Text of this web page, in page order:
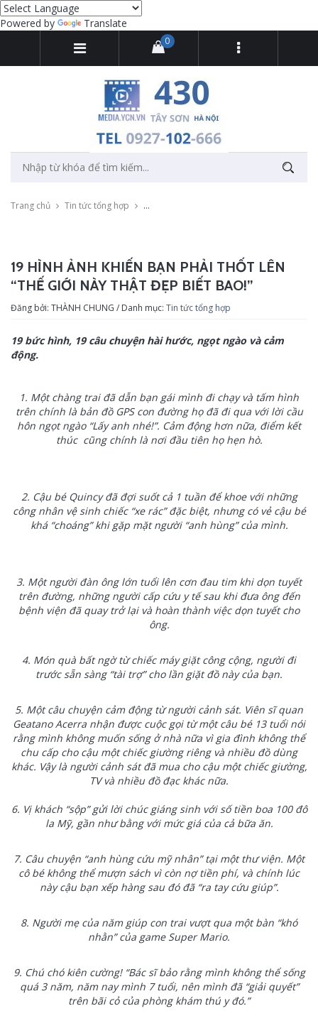
Powered by Translate
0
Trang chủ Tin tức tổng hợp 19 hình ảnh khiến bạn phải thốt lên “thế
19 HÌNH ẢNH KHIẾN BẠN PHẢI THỐT LÊN
“THẾ GIỚI NÀY THẬT ĐẸP BIẾT BAO!”
Đăng bởi: THÀNH CHUNG / Danh mục: Tin tức tổng hợp
19 bức hình, 19 câu chuyện hài hước, ngọt ngào và cảm
động.
1. Một chàng trai đã dẫn bạn gái mình đi chạy và tấm hình
trên chính là bản đồ GPS con đường họ đã đi qua với lời cầu
hôn ngọt ngào “Lấy anh nhé!”. Cảm động hơn nữa, điểm kết
thúc cũng chính là nơi đầu tiên họ hẹn hò.
2. Cậu bé Quincy đã đợi suốt cả 1 tuần để khoe với những
công nhân vệ sinh chiếc “xe rác” đặc biệt, nhưng có vẻ cậu bé
khá “choáng” khi gặp mặt người “anh hùng” của mình.
3. Một người đàn ông lớn tuổi lên cơn đau tim khi dọn tuyết
trên đường, những người cấp cứu y tế sau khi đưa ông đến
bệnh viện đã quay trở lại và hoàn thành việc dọn tuyết cho
ông.
4. Món quà bất ngờ từ chiếc máy giặt công cộng, người đi
trước sẵn sàng “tài trợ” cho lần giặt đồ này của bạn.
5. Một câu chuyện cảm động từ người cảnh sát. Viên sĩ quan
Geatano Acerra nhận được cuộc gọi từ một câu bé 13 tuổi nói
rằng mình không muốn sống ở nhà nữa vì gia đình không thể
chu cấp cho cậu một chiếc giường riêng và nhiều đồ dùng
khác. Vậy là người cảnh sát đã mua cho cậu một chiếc giường,
TV và nhiều đồ đạc khác nữa.
6. Vị khách “sộp” gửi lời chúc giáng sinh với số tiền boa 100 đô
la Mỹ, gần như bằng với mức giá của cả bữa ăn.
7. Câu chuyện “anh hùng cứu mỹ nhân” tại một thư viện. Một
cô bé không thể mượn sách vì còn nợ tiền phí, và chính lúc
này cậu bạn xếp hàng sau đó đã “ra tay cứu giúp”.
8. Người mẹ của năm giúp con trai vượt qua một bàn “khó
nhằn” của game Super Mario.
9. Chú chó kiên cường! “Bác sĩ bảo rằng mình không thể sống
quá 3 năm, năm nay mình 7 tuổi, nên mình đã “giải quyết”
trên bãi cỏ của phòng khám thú y đó.”